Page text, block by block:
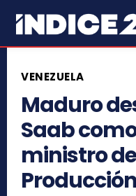
VENEZUELA
Maduro
Saab
ministro